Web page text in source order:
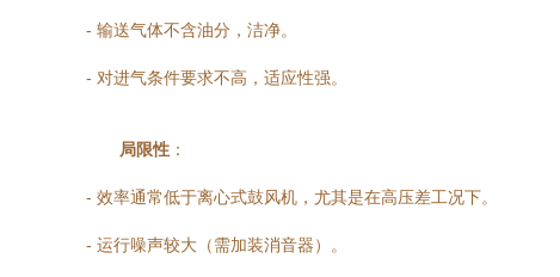
- 输送气体不含油分，洁净。
- 对进气条件要求不高，适应性强。
局限性 ：
- 效率通常低于离心式鼓风机，尤其是在高压差工况下。
- 运行噪声较大（需加装消音器）。